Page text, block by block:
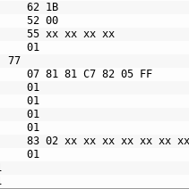
00
xx xx
C7 82 05 FF
xx xx xx xx xx xx xx xx